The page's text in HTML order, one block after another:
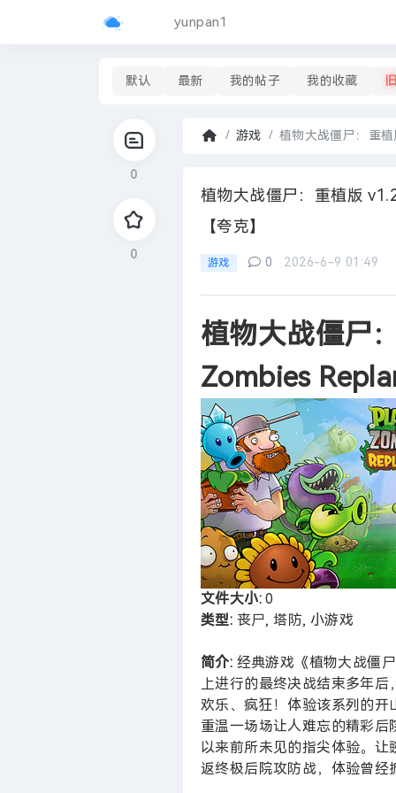
yunpan1
默认 最新 我的帖子 我的收藏
0
0
页
游戏
›
植物大战僵尸：重
植物大战僵尸：重植版
【夸克】
游戏 0 2026-6-9 01:49
植物大战僵尸
Zombies
文件大小: 0
类型: 丧尸, 塔防, 小游戏
简介: 经典游戏《植物大战僵
上进行的最终决战结束多年
欢乐、疯狂！体验该系列的
重温一场场让人难忘的精彩
以来前所未见的指尖体验。
返终极后院攻防战，体验曾经